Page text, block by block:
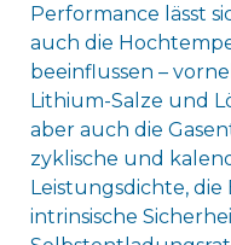
Performance lässt
auch die
beeinflussen –
Lithium-Salze und
aber auch die
zyklische und
Leistungsdichte, die
intrinsische